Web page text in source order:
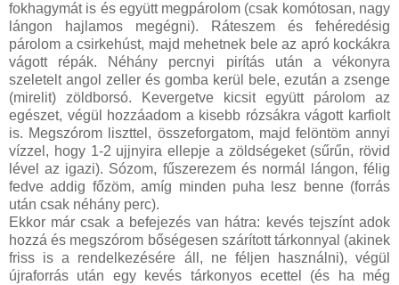
fokhagymát is és együtt megpárolom (csak komótosan, nagy
lángon hajlamos megégni). Ráteszem és fehéredésig
párolom a csirkehúst, majd mehetnek bele az apró kockákra
vágott répák. Néhány percnyi pirítás után a vékonyra
szeletelt angol zeller és gomba kerül bele, ezután a zsenge
(mirelit) zöldborsó. Kevergetve kicsit együtt párolom az
egészet, végül hozzáadom a kisebb rózsákra vágott karfiolt
is. Megszórom liszttel, összeforgatom, majd felöntöm annyi
vízzel, hogy 1-2 ujjnyira ellepje a zöldségeket (sűrűn, rövid
lével az igazi). Sózom, fűszerezem és normál lángon, félig
fedve addig főzöm, amíg minden puha lesz benne (forrás
után csak néhány perc).
Ekkor már csak a befejezés van hátra: kevés tejszínt adok
hozzá és megszórom bőségesen szárított tárkonnyal (akinek
friss is a rendelkezésére áll, ne féljen használni), végül
újraforrás után egy kevés tárkonyos ecettel (és ha még